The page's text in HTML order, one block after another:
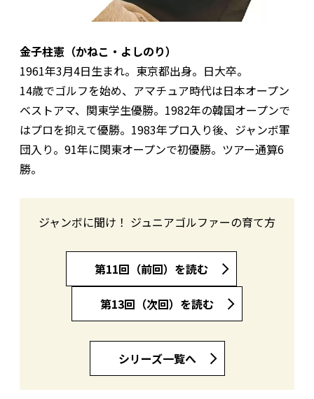
金子柱憲（かねこ・よしのり）
1961年3月4日生まれ。東京都出身。日大卒。
14歳でゴルフを始め、アマチュア時代は日本オープン
ベストアマ、関東学生優勝。1982年の韓国オープンで
はプロを抑えて優勝。1983年プロ入り後、ジャンボ軍
団入り。91年に関東オープンで初優勝。ツアー通算6
勝。
ジャンボに聞け！ ジュニアゴルファーの育て方
第11回（前回）を読む
第13回（次回）を読む
シリーズ一覧へ